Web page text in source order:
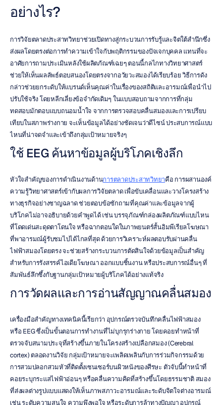
อย่างไร?
การวิจัยตลาดประสาทวิทยาช่วยเปิดทางสู่กระบวนการรับรู้และจิตใต้สำนึกซึ่ง
ส่งผลโดยตรงต่อการทำความเข้าใจกับพฤติกรรมของปัจเจกบุคคล แทนที่จะ
อาศัยการถามประเมินหลังใช้ผลิตภัณฑ์เฉยๆ ตอนนี้กลไกทางวิทยาศาสตร์
ช่วยให้เห็นผลลัพธ์ตอบสนองโดยตรงจากอวัยวะสมองได้เรียบร้อย วิธีการดัง
กล่าวช่วยยกระดับให้แบรนด์เห็นคุณค่าในเรื่องของสถิติและอารมณ์เพื่อนำไป
ปรับใช้จริง โดยหลีกเลี่ยงข้อจำกัดเดิมๆ ในแบบสอบถามจากการที่กลุ่ม
ทดสอบมักตอบแบบถนอมน้ำใจ จากการตรวจสอบคลื่นสมองและการเปรียบ
เทียบในสภาพร่างกาย จะเห็นข้อมูลได้อย่างชัดเจนว่าดีไซน์ ประสบการณ์แบบ
ไหนที่น่าจดจำและเข้าถึงกลุ่มเป้าหมายจริงๆ
ใช้ EEG ค้นหาข้อมูลผู้บริโภคเชิงลึก
หัวใจสำคัญของการดำเนินงานด้านการตลาดประสาทวิทยาคือ การผสานองค์
ความรู้วิทยาศาสตร์เข้ากับผลการวิจัยตลาด เพื่อขับเคลื่อนและวางโครงสร้าง
ทางธุรกิจอย่างชาญฉลาด ช่วยตอบข้อซักถามที่คุณค่าและข้อมูลจากผู้
บริโภคไม่อาจอธิบายด้วยคำพูดได้ เช่น บรรจุภัณฑ์กล่องผลิตภัณฑ์แบบไหน
ที่โดดเด่นสะดุดตาโดนใจ หรือฉากตอนใดในภาพยนตร์สั้นอิมพีเรียลโฆษณา
ที่พาอารมณ์ผู้รับชมไปได้ไกลที่สุด ด้วยการวิเคราะห์ผลตอบรับผ่านคลื่น
ไฟฟ้าสมองโดยตรง จะช่วยสร้างกระบวนการตัดสินใจด้วยข้อมูลเป็นสำคัญ
สำหรับการรังสรรค์ไอเดียโฆษณา ออกแบบชิ้นงาน หรือประสบการณ์อื่นๆ ที่
สัมพันธ์ลึกซึ้งกับฐานกลุ่มเป้าหมายผู้บริโภคได้อย่างแท้จริง
การวัดผลและการอ่านสัญญาณคลื่นสมอง
เครื่องมือสำคัญทางเทคนิคนี้เรียกว่า อุปกรณ์ตรวจบันทึกคลื่นไฟฟ้าสมอง
หรือ EEG ซึ่งเป็นขั้นตอนการทำงานที่ไม่บุกรุกร่างกาย โดยคอยทำหน้าที่
ตรวจจับสนามประจุที่สร้างขึ้นภายในโครงสร้างเปลือกสมอง (Cerebral
cortex) ตลอดงานวิจัย กลุ่มเป้าหมายจะเพลิดเพลินกับการร่วมกิจกรรมด้วย
การสวมปลอกสวมหัวที่ติดตั้งเซนเซอร์บนผิวหนังของศีรษะ ตัวจับนี้ทำหน้าที่
คอยระบุกระแสไฟฟ้าอ่อนๆ หรือคลื่นความคิดที่สร้างขึ้นโดยธรรมชาติ สมอง
ที่ส่งผลต่างรูปแบบแสดงให้เห็นภาพสภาวะอารมณ์และระดับจิตใจต่างอารมณ์
เช่น ระดับความสนใจ ความพึงพอใจ หรือระดับการล้าทางปัญญา อุปกรณ์